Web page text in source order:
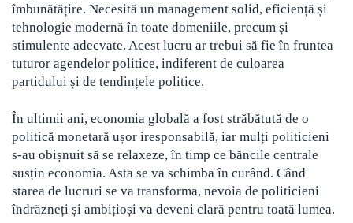
îmbunătățire. Necesită un management solid, eficiență și
tehnologie modernă în toate domeniile, precum și
stimulente adecvate. Acest lucru ar trebui să fie în fruntea
tuturor agendelor politice, indiferent de culoarea
partidului și de tendințele politice.
În ultimii ani, economia globală a fost străbătută de o
politică monetară ușor iresponsabilă, iar mulți politicieni
s-au obișnuit să se relaxeze, în timp ce băncile centrale
susțin economia. Asta se va schimba în curând. Când
starea de lucruri se va transforma, nevoia de politicieni
îndrăzneți și ambițioși va deveni clară pentru toată lumea.